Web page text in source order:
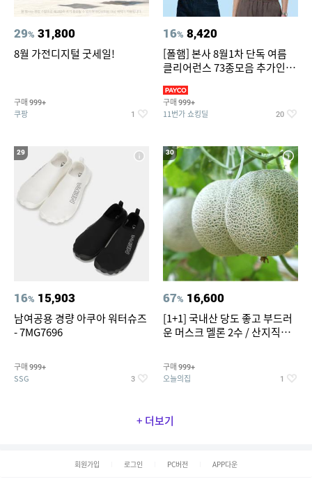
29% 31,800
8월 가전디지털 굿세일!
구매 999+
쿠팡 1
16% 8,420
[폴햄] 본사 8월1차 단독 여름
클리어런스 73종모음 추가인하
구매 999+
11번가 쇼킹딜 20
29
16% 15,903
남여공용 경량 아쿠아 워터슈즈
- 7MG7696
구매 999+
SSG 3
30
67% 16,600
[1+1] 국내산 당도 좋고 부드러
운 머스크 멜론 2수 / 산지직송 x
구매 999+
오늘의집 1
+ 더보기
회원가입 로그인 PC버전 APP다운